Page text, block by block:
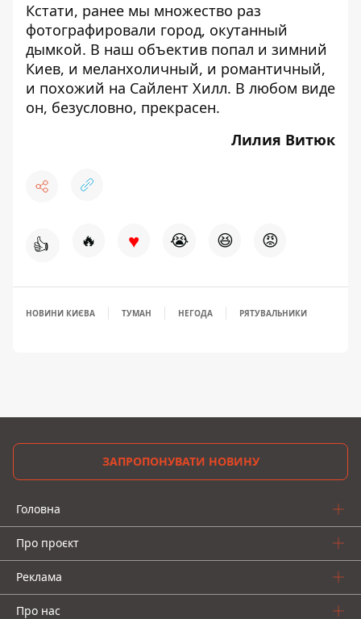
Кстати, ранее мы множество раз
фотографировали город, окутанный
дымкой. В наш объектив попал и зимний
Киев, и меланхоличный, и романтичный,
и похожий на Сайлент Хилл. В любом виде
он, безусловно, прекрасен.
Лилия Витюк
👍 🔥 ♥ 😭 😆 😡
НОВИНИ КИЄВА ТУМАН НЕГОДА РЯТУВАЛЬНИКИ
ЗАПРОПОНУВАТИ НОВИНУ
Головна
Про проєкт
Реклама
Про нас